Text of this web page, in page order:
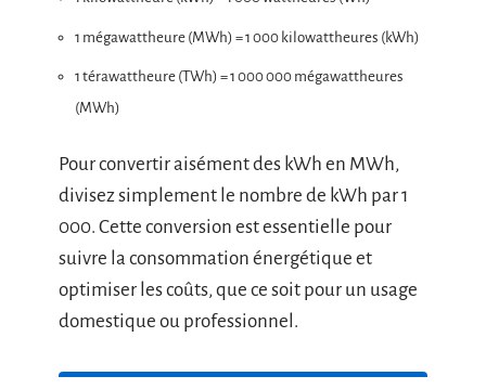
1 mégawattheure (MWh) = 1 000 kilowattheures (kWh)
1 térawattheure (TWh) = 1 000 000 mégawattheures
(MWh)
Pour convertir aisément des kWh en MWh,
divisez simplement le nombre de kWh par 1
000. Cette conversion est essentielle pour
suivre la consommation énergétique et
optimiser les coûts, que ce soit pour un usage
domestique ou professionnel.